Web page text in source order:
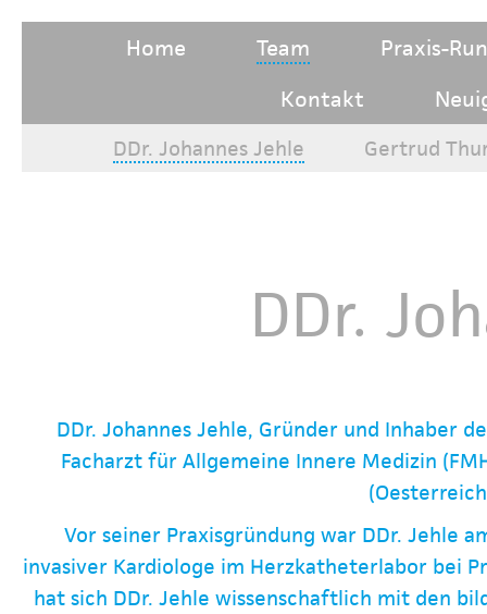
Home Team
Praxis-
Kontakt
DDr. Johannes Jehle Gertrud
DDr.
DDr. Johannes Jehle, Gründer und Inhaber
Facharzt für Allgemeine Innere Medizin
Vor seiner Praxisgründung war DDr. Jehle
invasiver Kardiologe im Herzkatheterlabor bei
hat sich DDr. Jehle wissenschaftlich mit den